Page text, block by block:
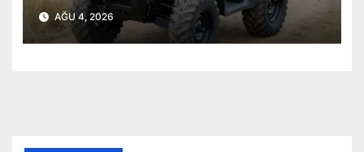
AĞU 4, 2026